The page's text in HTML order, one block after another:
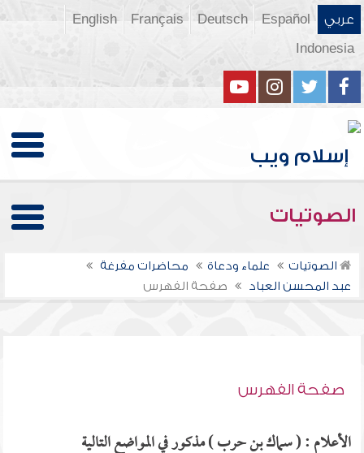
عربي Español
Deutsch
Français
English
Indonesia
الصوتيات
الصوتيات علماء ودعاة
محاضرات مفرغة
عبد المحسن العباد
صفحة الفهرس
صفحة الفهرس
الأعلام : ( سماك بن حرب ) مذكور في المواضع التالية